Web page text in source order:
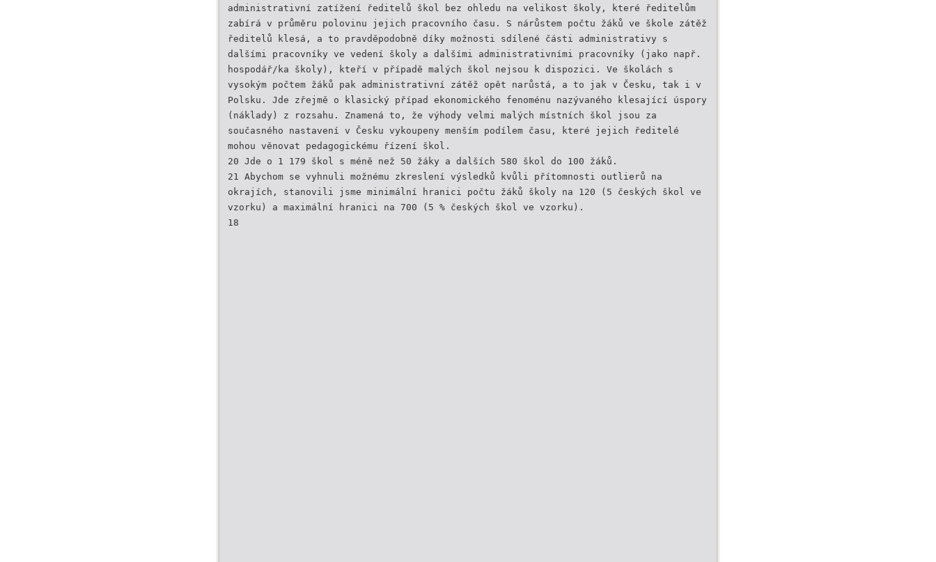
administrativní zatížení ředitelů škol bez ohledu na velikost školy, které ředitelům
zabírá v průměru polovinu jejich pracovního času. S nárůstem počtu žáků ve škole zátěž
ředitelů klesá, a to pravděpodobně díky možnosti sdílené části administrativy s
dalšími pracovníky ve vedení školy a dalšími administrativními pracovníky (jako např.
hospodář/ka školy), kteří v případě malých škol nejsou k dispozici. Ve školách s
vysokým počtem žáků pak administrativní zátěž opět narůstá, a to jak v Česku, tak i v
Polsku. Jde zřejmě o klasický případ ekonomického fenoménu nazývaného klesající úspory
(náklady) z rozsahu. Znamená to, že výhody velmi malých místních škol jsou za
současného nastavení v Česku vykoupeny menším podílem času, které jejich ředitelé
mohou věnovat pedagogickému řízení škol.
20 Jde o 1 179 škol s méně než 50 žáky a dalších 580 škol do 100 žáků.
21 Abychom se vyhnuli možnému zkreslení výsledků kvůli přítomnosti outlierů na
okrajích, stanovili jsme minimální hranici počtu žáků školy na 120 (5 českých škol ve
vzorku) a maximální hranici na 700 (5 % českých škol ve vzorku).
18